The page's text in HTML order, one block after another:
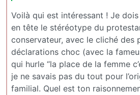
Voilà qui est intéressant ! Je dois
en tête le stéréotype du
conservateur, avec le cliché des
déclarations choc (avec la
qui hurle “la place de la femme
je ne savais pas du tout pour
familial. Quel est ton